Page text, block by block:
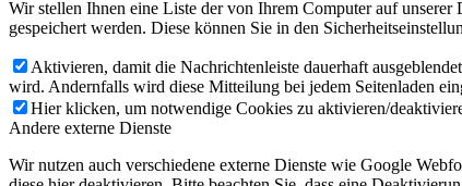
Wir stellen Ihnen eine Liste der von Ihrem Computer auf
gespeichert werden. Diese können Sie in den
Aktivieren, damit die Nachrichtenleiste dauerhaft
wird. Andernfalls wird diese Mitteilung bei jedem Seitenladen
Hier klicken, um notwendige Cookies zu aktivieren/
Andere externe Dienste
Wir nutzen auch verschiedene externe Dienste wie Google